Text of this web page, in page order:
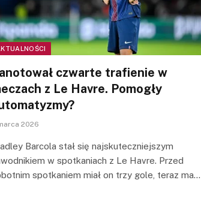
czwarte trafienie w
z Le Havre. Pomogły
2026
Barcola stał się najskuteczniejszym
w spotkaniach z Le Havre. Przed
spotkaniem miał on trzy gole, teraz ma…